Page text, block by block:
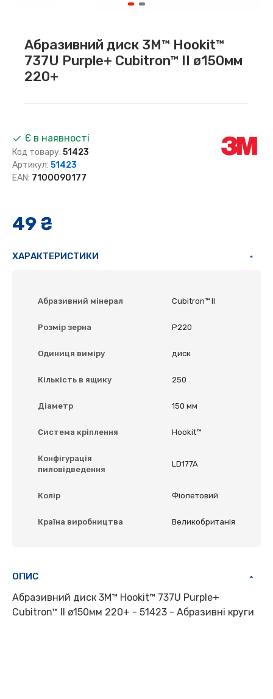
Абразивний диск 3M™ Hookit™
737U Purple+ Cubitron™ II ø150мм
220+
49 ₴
Є в наявності
Код товару: 51423
Артикул: 51423
EAN: 7100090177
ХАРАКТЕРИСТИКИ
Абразивний мінерал Cubitron™ II
Розмір зерна P220
Одиниця виміру диск
Кількість в ящику 250
Діаметр 150 мм
Система кріплення Hookit™
Конфігурація
пиловідведення
LD177A
Колір Фіолетовий
Країна виробництва Великобританія
ОПИС
Абразивний диск 3M™ Hookit™ 737U Purple+
Cubitron™ II ø150мм 220+ - 51423 - Абразивні круги